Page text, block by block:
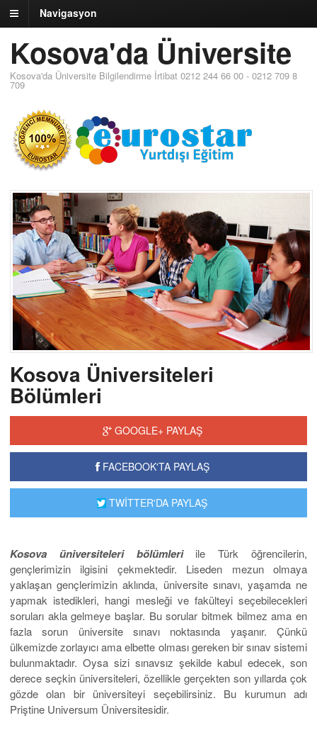
Navigasyon
Kosova'da Üniversite
Kosova'da Üniversite Bilgilendirme İrtibat 0212 244 66 00 - 0212 709 8
709
Kosova Üniversiteleri
Bölümleri
GOOGLE+ PAYLAŞ
FACEBOOK'TA PAYLAŞ
TWİTTER'DA PAYLAŞ
Kosova üniversiteleri bölümleriile Türk öğrencilerin,
gençlerimizin ilgisini çekmektedir. Liseden mezun olmaya
yaklaşan gençlerimizin aklında, üniversite sınavı, yaşamda ne
yapmak istedikleri, hangi mesleği ve fakülteyi seçebilecekleri
soruları akla gelmeye başlar. Bu sorular bitmek bilmez ama en
fazla sorun üniversite sınavı noktasında yaşanır. Çünkü
ülkemizde zorlayıcı ama elbette olması gereken bir sınav sistemi
bulunmaktadır. Oysa sizi sınavsız şekilde kabul edecek, son
derece seçkin üniversiteleri, özellikle gerçekten son yıllarda çok
gözde olan bir üniversiteyi seçebilirsiniz. Bu kurumun adı
Priştine Universum Üniversitesidir.